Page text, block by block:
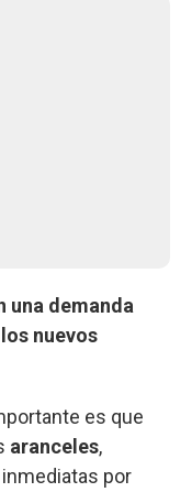
una demanda
nuevos
es que
aranceles,
por